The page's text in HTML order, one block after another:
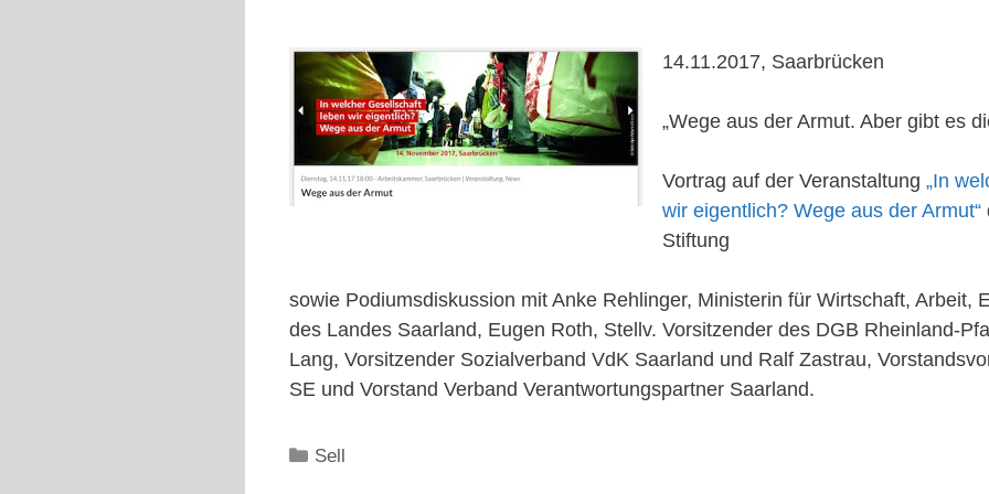
14.11.2017, Saarbrücken
„Wege aus der Armut. Aber gibt es
Vortrag auf der Veranstaltung „In
wir eigentlich? Wege aus der Armut“
Stiftung
sowie Podiumsdiskussion mit Anke Rehlinger, Ministerin für Wirtschaft, Arbeit,
des Landes Saarland, Eugen Roth, Stellv. Vorsitzender des DGB Rheinland-
Lang, Vorsitzender Sozialverband VdK Saarland und Ralf Zastrau,
SE und Vorstand Verband Verantwortungspartner Saarland.
Kategorien
Sell